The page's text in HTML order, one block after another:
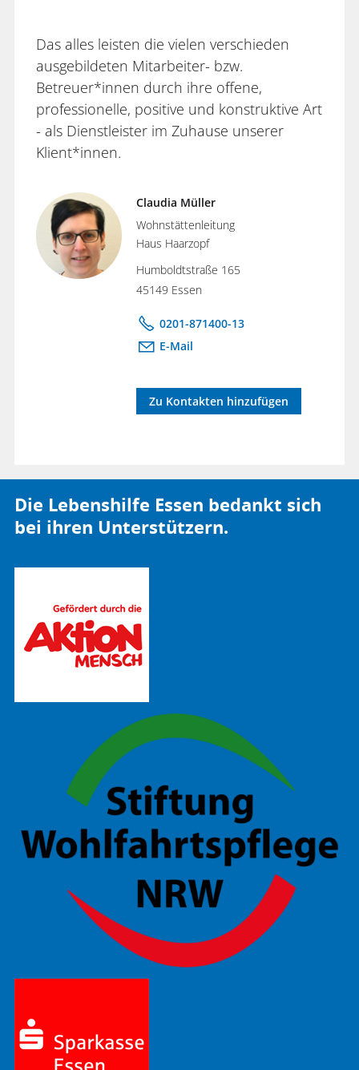
Das alles leisten die vielen verschieden
ausgebildeten Mitarbeiter- bzw.
Betreuer*innen durch ihre offene,
professionelle, positive und konstruktive Art
- als Dienstleister im Zuhause unserer
Klient*innen.
Claudia Müller
Wohnstättenleitung
Haus Haarzopf
Humboldtstraße 165
45149 Essen
0201-871400-13
E-Mail
Zu Kontakten hinzufügen
Die Lebenshilfe Essen bedankt sich
bei ihren Unterstützern.